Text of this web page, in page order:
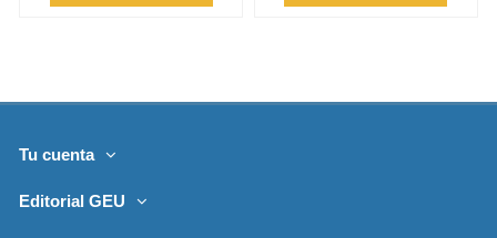
Tu cuenta
Editorial GEU